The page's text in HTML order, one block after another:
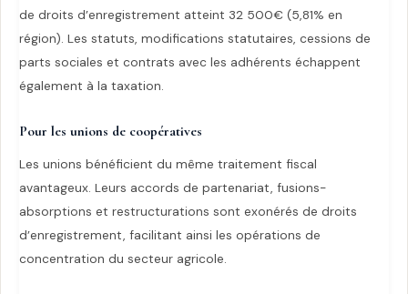
de droits d’enregistrement atteint 32 500€ (5,81% en
région). Les statuts, modifications statutaires, cessions de
parts sociales et contrats avec les adhérents échappent
également à la taxation.
Pour les unions de coopératives
Les unions bénéficient du même traitement fiscal
avantageux. Leurs accords de partenariat, fusions-
absorptions et restructurations sont exonérés de droits
d’enregistrement, facilitant ainsi les opérations de
concentration du secteur agricole.